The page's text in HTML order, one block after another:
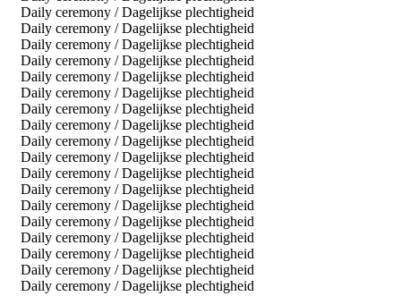
Daily ceremony / Dagelijkse plechtigheid
Daily ceremony / Dagelijkse plechtigheid
Daily ceremony / Dagelijkse plechtigheid
Daily ceremony / Dagelijkse plechtigheid
Daily ceremony / Dagelijkse plechtigheid
Daily ceremony / Dagelijkse plechtigheid
Daily ceremony / Dagelijkse plechtigheid
Daily ceremony / Dagelijkse plechtigheid
Daily ceremony / Dagelijkse plechtigheid
Daily ceremony / Dagelijkse plechtigheid
Daily ceremony / Dagelijkse plechtigheid
Daily ceremony / Dagelijkse plechtigheid
Daily ceremony / Dagelijkse plechtigheid
Daily ceremony / Dagelijkse plechtigheid
Daily ceremony / Dagelijkse plechtigheid
Daily ceremony / Dagelijkse plechtigheid
Daily ceremony / Dagelijkse plechtigheid
Daily ceremony / Dagelijkse plechtigheid